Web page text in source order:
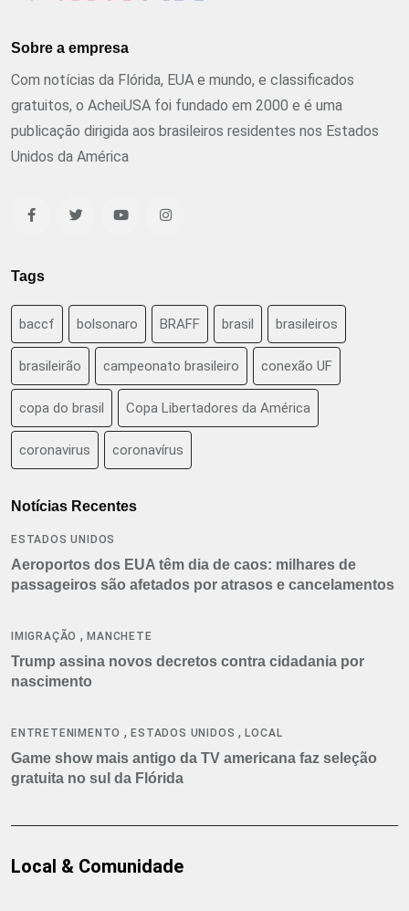
Sobre a empresa
Com notícias da Flórida, EUA e mundo, e classificados
gratuitos, o AcheiUSA foi fundado em 2000 e é uma
publicação dirigida aos brasileiros residentes nos Estados
Unidos da América
Tags
baccf bolsonaro BRAFF brasil brasileiros
brasileirão campeonato brasileiro conexão UF
copa do brasil Copa Libertadores da América
coronavirus coronavírus
Notícias Recentes
ESTADOS UNIDOS
Aeroportos dos EUA têm dia de caos: milhares de
passageiros são afetados por atrasos e cancelamentos
IMIGRAÇÃO ,MANCHETE
Trump assina novos decretos contra cidadania por
nascimento
ENTRETENIMENTO ,ESTADOS UNIDOS ,LOCAL
Game show mais antigo da TV americana faz seleção
gratuita no sul da Flórida
Local & Comunidade